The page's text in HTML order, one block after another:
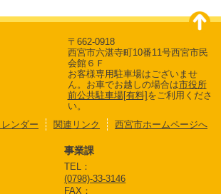
ンダー 関連リンク 西宮市ホームページへ
〒662-0918
西宮市六湛寺町10番11号西宮市民
会館６Ｆ
お客様専用駐車場はございませ
ん。 お車でお越しの場合は市役所
前公共駐車場[有料] をご利用くださ
い。
事業課
TEL：
(0798)-33-3146
FAX：